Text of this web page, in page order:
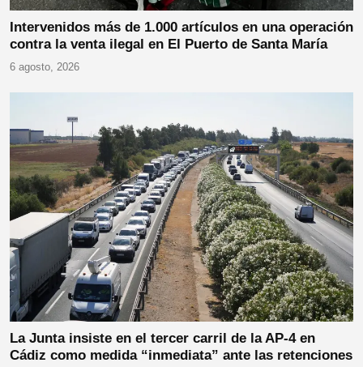
Intervenidos más de 1.000 artículos en una operación
contra la venta ilegal en El Puerto de Santa María
6 agosto, 2026
La Junta insiste en el tercer carril de la AP-4 en
Cádiz como medida “inmediata” ante las retenciones